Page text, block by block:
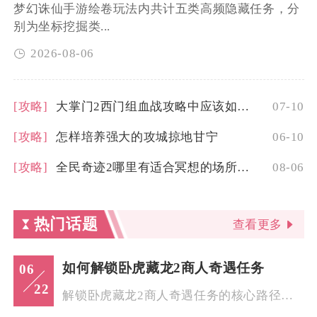
梦幻诛仙手游绘卷玩法内共计五类高频隐藏任务，分
别为坐标挖掘类...
2026-08-06
[攻略] 大掌门2西门组血战攻略中应该如何分配经验 07-10
[攻略] 怎样培养强大的攻城掠地甘宁 06-10
[攻略] 全民奇迹2哪里有适合冥想的场所可供选择 08-06
热门话题 查看更多
06
22
如何解锁卧虎藏龙2商人奇遇任务
解锁卧虎藏龙2商人奇遇任务的核心路径在于触发特定NPC交互与...